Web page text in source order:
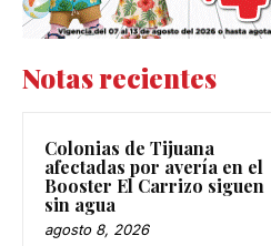
Notas recientes
Colonias de Tijuana
afectadas por avería en el
Booster El Carrizo siguen
sin agua
agosto 8, 2026